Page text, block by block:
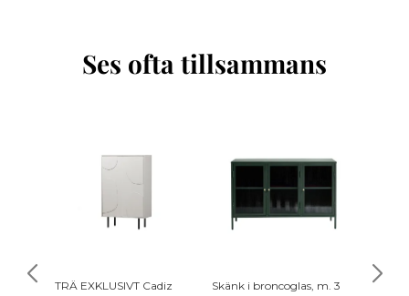
Ses ofta tillsammans
TRÄ EXKLUSIVT Cadiz
Skänk i broncoglas, m. 3
House